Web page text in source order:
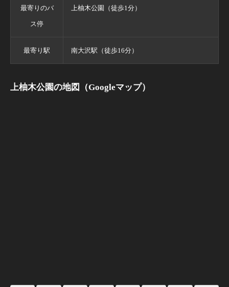
最寄りのバ
ス停
上柚木公園（徒歩1分）
最寄り駅 南大沢駅（徒歩16分）
上柚木公園の地図（Googleマップ）